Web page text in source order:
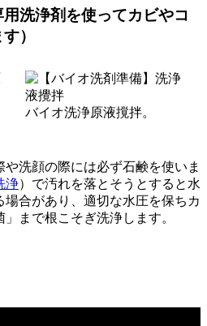
洗浄剤を使ってカビやコ
）
バイオ洗浄原液撹拌。
洗顔の際には必ず石鹸を使いま
浄）で汚れを落とそうとすると水
合があり、適切な水圧を保ちカ
まで根こそぎ洗浄します。